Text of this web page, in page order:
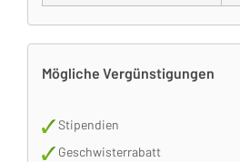
Mögliche Vergünstigungen
Stipendien
Geschwisterrabatt